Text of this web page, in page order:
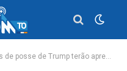
de Trump terão apresentações de Village People e Carrie Underwood